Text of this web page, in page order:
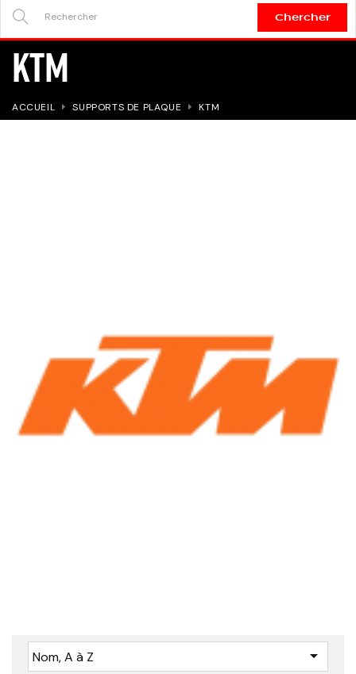
Chercher
KTM
ACCUEIL SUPPORTS DE PLAQUE KTM
Nom, A à Z 